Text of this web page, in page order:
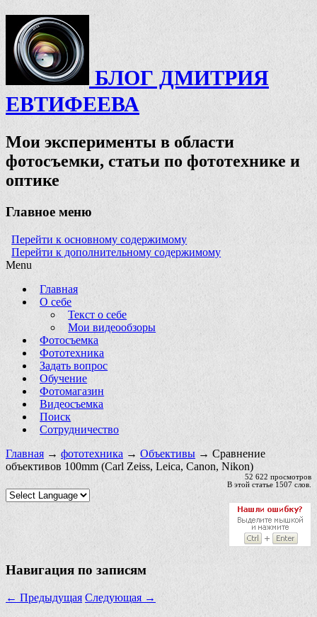
БЛОГ ДМИТРИЯ
ЕВТИФЕЕВА
Мои эксперименты в области
фотосъемки, статьи по фототехнике и
оптике
Главное меню
Перейти к основному содержимому
Перейти к дополнительному содержимому
Menu
Главная
О себе
Текст о себе
Мои видеообзоры
Фотосъемка
Фототехника
Задать вопрос
Обучение
Фотомагазин
Видеосъемка
Поиск
Сотрудничество
Главная → фототехника → Объективы → Сравнение
объективов 100mm (Carl Zeiss, Leica, Canon, Nikon)
52 622 просмотров
В этой статье 1507 слов.
Навигация по записям
← Предыдущая Следующая →